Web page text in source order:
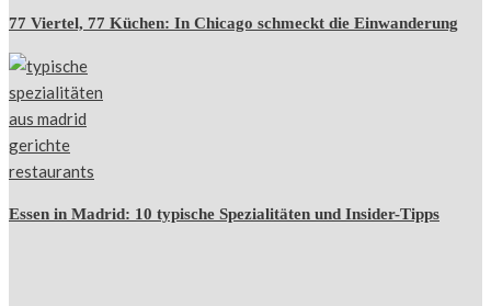
77 Viertel, 77 Küchen: In Chicago schmeckt die Einwanderung
Essen in Madrid: 10 typische Spezialitäten und Insider-Tipps